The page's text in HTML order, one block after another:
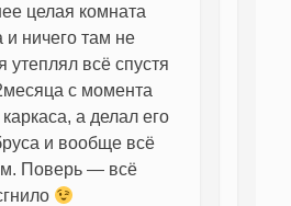
целая комната
и ничего там не
утеплял всё спустя
с момента
а делал его
и вообще всё
Поверь — всё